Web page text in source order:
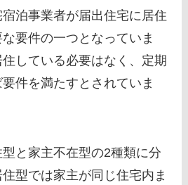
泊事業者が届出住宅に居住
要件の一つとなっていま
している必要はなく、定期
件を満たすとされていま
と家主不在型の2種類に分
型では家主が同じ住宅内ま